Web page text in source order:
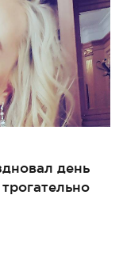
день